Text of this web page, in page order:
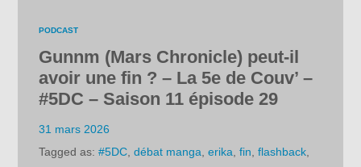
PODCAST
Gunnm (Mars Chronicle) peut-il
avoir une fin ? – La 5e de Couv’ –
#5DC – Saison 11 épisode 29
31 mars 2026
Tagged as:#5DC ,débat manga ,erika ,fin ,flashback